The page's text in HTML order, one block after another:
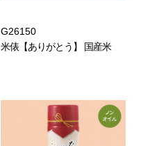
G26150
米俵【ありがとう】 国産米